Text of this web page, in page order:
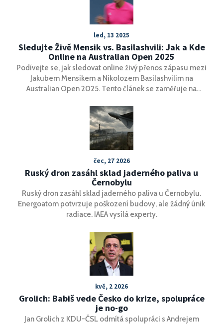
led, 13 2025
Sledujte Živě Mensik vs. Basilashvili: Jak a Kde
Online na Australian Open 2025
Podívejte se, jak sledovat online živý přenos zápasu mezi
Jakubem Mensikem a Nikolozem Basilashvilim na
Australian Open 2025. Tento článek se zaměřuje na
napínavý zápas, včetně informací o bezplatných online
streamech. Mensik v loňském roce v Melbourne zazářil a
letos má na Australian Open vzrušující zápas s
Basilashvilim.
čec, 27 2026
Ruský dron zasáhl sklad jaderného paliva u
Černobylu
Ruský dron zasáhl sklad jaderného paliva u Černobylu.
Energoatom potvrzuje poškození budovy, ale žádný únik
radiace. IAEA vysílá experty.
kvě, 2 2026
Grolich: Babiš vede Česko do krize, spolupráce
je no-go
Jan Grolich z KDU-ČSL odmítá spolupráci s Andrejem